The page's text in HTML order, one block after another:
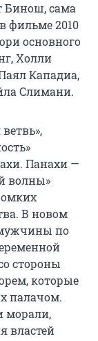
Бинош, сама
фильме 2010
основного
Холли
Кападиа,
Слимани.
Панахи —
волны»
В новом
по
стороны
которые
палачом.
морали,
властей